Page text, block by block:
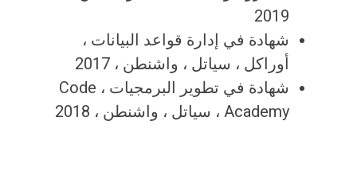
2019
شهادة في إدارة قواعد البيانات ،
أوراكل ، سياتل ، واشنطن ، 2017
شهادة في تطوير البرمجيات ، Code
Academy ، سياتل ، واشنطن ، 2018